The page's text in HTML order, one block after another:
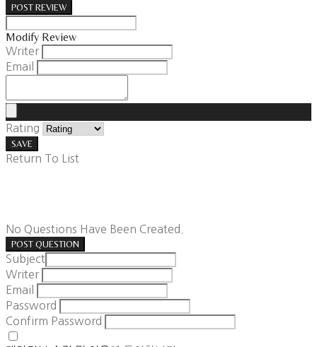
POST REVIEW
Modify Review
Writer
Email
Rating
SAVE
Return To List
No Questions Have Been Created.
POST QUESTION
Subject
Writer
Email
Password
Confirm Password